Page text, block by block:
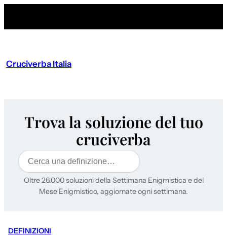
Cruciverba Italia
Trova la soluzione del tuo
cruciverba
Cerca
Oltre 26.000 soluzioni della Settimana Enigmistica e del
Mese Enigmistico, aggiornate ogni settimana.
DEFINIZIONI